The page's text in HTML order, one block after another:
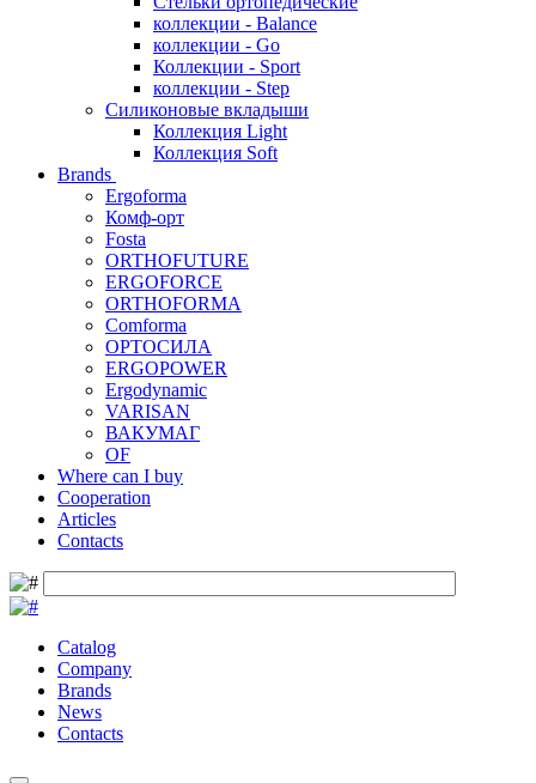
коллекции - Balance
коллекции - Go
Коллекции - Sport
коллекции - Step
Силиконовые вкладыши
Коллекция Light
Коллекция Soft
Brands
Ergoforma
Комф-орт
Fosta
ORTHOFUTURE
ERGOFORCE
ORTHOFORMA
Comforma
ОРТОСИЛА
ERGOPOWER
Ergodynamic
VARISAN
ВАКУМАГ
OF
Where can I buy
Cooperation
Articles
Contacts
Catalog
Company
Brands
News
Contacts